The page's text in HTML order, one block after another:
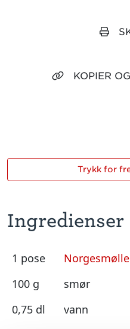
KOPIER
Ingredienser
1 pose
100 g
smør
0,75 dl
vann
Trykk for